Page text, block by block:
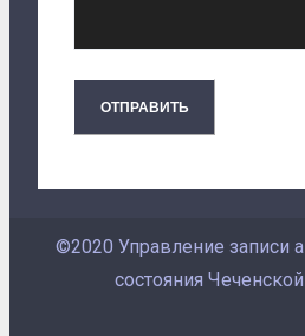
©2020 Управление записи
состояния